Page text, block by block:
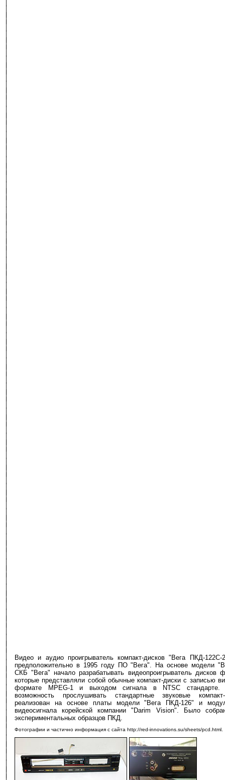
Видео и аудио проигрыватель компакт-дисков "Вега ПКД-122С-
предположительно в 1995 году ПО "Вега". На основе модели
СКБ "Вега" начало разрабатывать видеопроигрыватель дисков
которые представляли собой обычные компакт-диски с записью
формате MPEG-1 и выходом сигнала в NTSC стандарте.
возможность прослушивать стандартные звуковые
реализован на основе платы модели "Вега ПКД-126" и
видеосигнала корейской компании "Darim Vision". Было
экспериментальных образцов ПКД.
Фотографии и частично информация с сайта http://red-innovations.su/sheets/pcd.html.